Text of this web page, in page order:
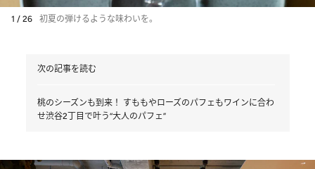
1 / 26 初夏の弾けるような味わいを。
次の記事を読む
桃のシーズンも到来！ すももやローズのパフェもワインに合わ
せ渋谷2丁目で叶う“大人のパフェ”